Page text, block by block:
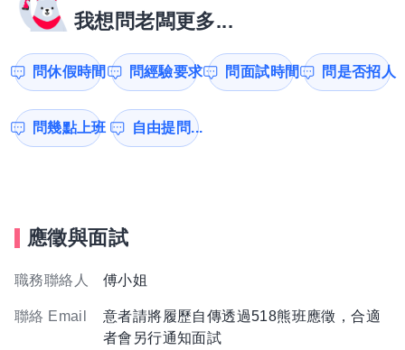
我想問老闆更多...
問休假時間 問經驗要求 問面試時間 問是否招人
問幾點上班 自由提問...
應徵與面試
職務聯絡人 傅小姐
聯絡 Email
意者請將履歷自傳透過518熊班應徵，合適
者會另行通知面試